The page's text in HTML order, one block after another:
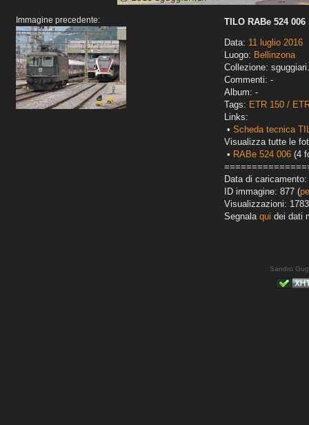
Immagine precedente:
TILO RABe 524
Data: 11 luglio 2016
Luogo: Bellinzona
Collezione:
Commenti: -
Album: -
Tags: ETR 150 /
Links:
• Scheda tecnica
Visualizza tutte le
• RABe 524 006 (4
Data di caricamento:
ID immagine: 877 (
Visualizzazioni: 1783
Segnala qui dei dati
Sandro